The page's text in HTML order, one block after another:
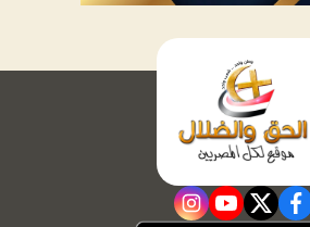
facebook
twitter
youtube
instagram